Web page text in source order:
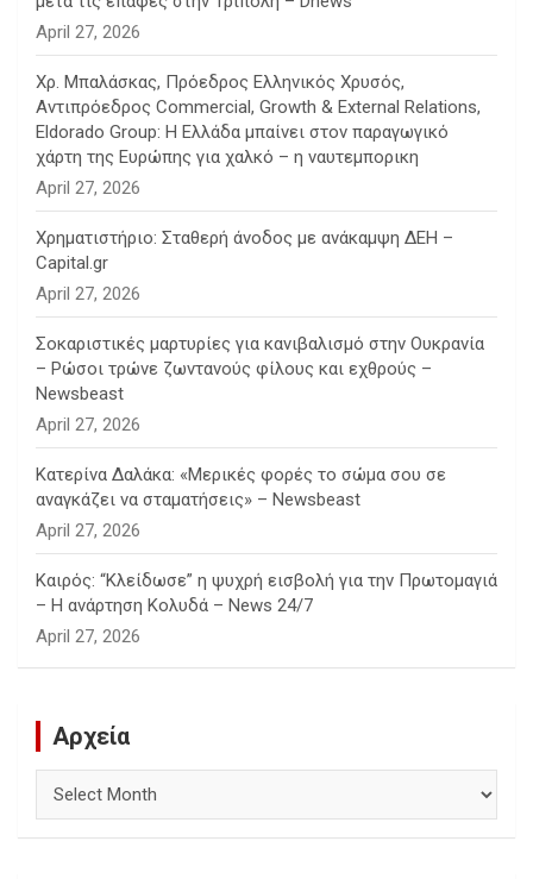
April 27, 2026
Χρ. Μπαλάσκας, Πρόεδρος Ελληνικός Χρυσός,
Αντιπρόεδρος Commercial, Growth & External Relations,
Eldorado Group: Η Ελλάδα μπαίνει στον παραγωγικό
χάρτη της Ευρώπης για χαλκό – η ναυτεμπορικη
April 27, 2026
Χρηματιστήριο: Σταθερή άνοδος με ανάκαμψη ΔΕΗ –
Capital.gr
April 27, 2026
Σοκαριστικές μαρτυρίες για κανιβαλισμό στην Ουκρανία
– Ρώσοι τρώνε ζωντανούς φίλους και εχθρούς –
Newsbeast
April 27, 2026
Κατερίνα Δαλάκα: «Μερικές φορές το σώμα σου σε
αναγκάζει να σταματήσεις» – Newsbeast
April 27, 2026
Καιρός: “Κλείδωσε” η ψυχρή εισβολή για την Πρωτομαγιά
– Η ανάρτηση Κολυδά – News 24/7
April 27, 2026
Αρχεία